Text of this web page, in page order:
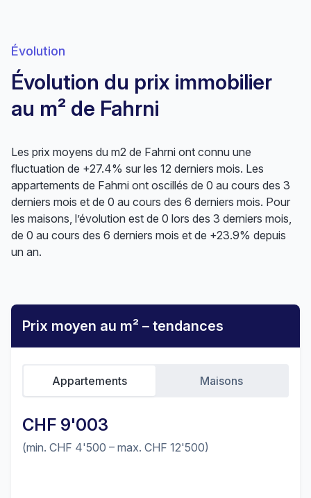
Évolution
Évolution du prix immobilier
au m² de Fahrni
Les prix moyens du m2 de Fahrni ont connu une
fluctuation de +27.4% sur les 12 derniers mois. Les
appartements de Fahrni ont oscillés de 0 au cours des 3
derniers mois et de 0 au cours des 6 derniers mois. Pour
les maisons, l’évolution est de 0 lors des 3 derniers mois,
de 0 au cours des 6 derniers mois et de +23.9% depuis
un an.
Prix moyen au m² – tendances
CHF 9'003
(min. CHF 4'500 – max. CHF 12'500)
Appartements Maisons